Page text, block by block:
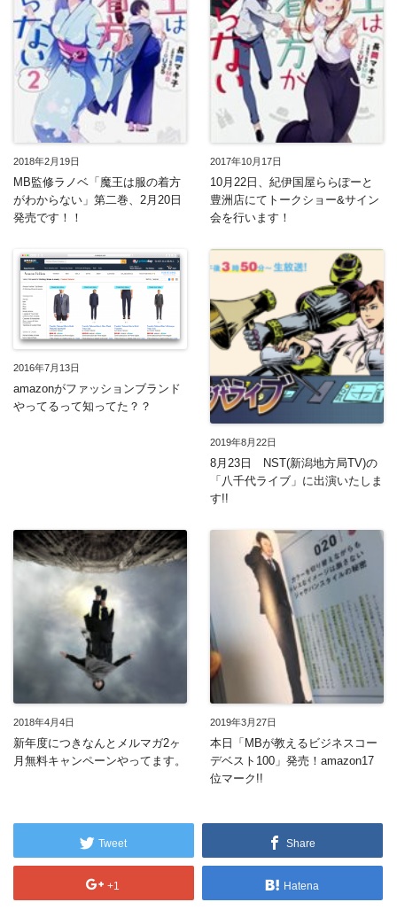
2018年2月19日
MB監修ラノベ「魔王は服の着方
がわからない」第二巻、2月20日
発売です！！
2017年10月17日
10月22日、紀伊国屋ららぽーと
豊洲店にてトークショー&サイン
会を行います！
2016年7月13日
amazonがファッションブランド
やってるって知ってた？？
2019年8月22日
8月23日 NST(新潟地方局TV)の
「八千代ライブ」に出演いたしま
す!!
2018年4月4日
新年度につきなんとメルマガ2ヶ
月無料キャンペーンやってます。
2019年3月27日
本日「MBが教えるビジネスコー
デベスト100」発売！amazon17
位マーク!!
Tweet Share
+1 Hatena